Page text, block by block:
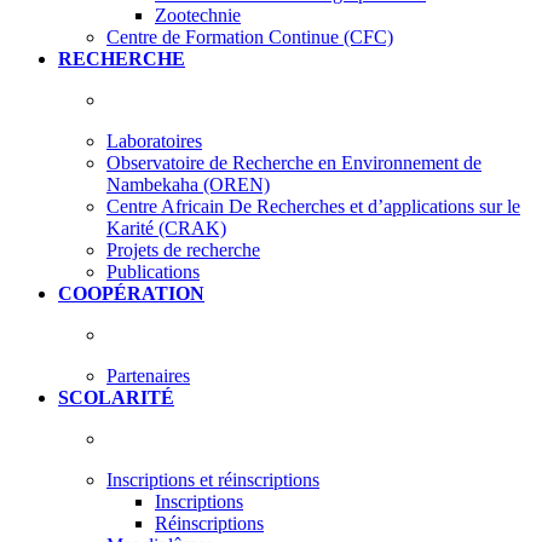
Zootechnie
Centre de Formation Continue (CFC)
RECHERCHE
Laboratoires
Observatoire de Recherche en Environnement de
Nambekaha (OREN)
Centre Africain De Recherches et d’applications sur le
Karité (CRAK)
Projets de recherche
Publications
COOPÉRATION
Partenaires
SCOLARITÉ
Inscriptions et réinscriptions
Inscriptions
Réinscriptions